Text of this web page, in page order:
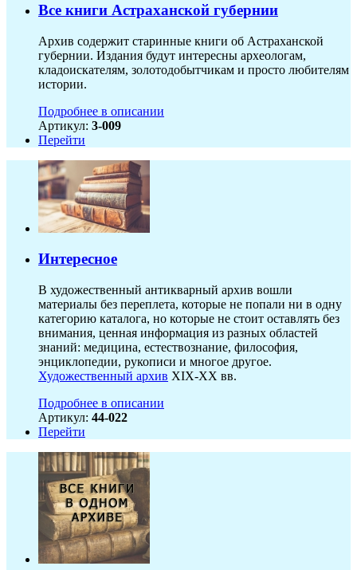
Все книги Астраханской губернии
Архив содержит старинные книги об Астраханской
губернии. Издания будут интересны археологам,
кладоискателям, золотодобытчикам и просто любителям
истории.
Подробнее в описании
Артикул: 3-009
Перейти
Интересное
В художественный антикварный архив вошли
материалы без переплета, которые не попали ни в одну
категорию каталога, но которые не стоит оставлять без
внимания, ценная информация из разных областей
знаний: медицина, естествознание, философия,
энциклопедии, рукописи и многое другое.
Художественный архив XIX-XX вв.
Подробнее в описании
Артикул: 44-022
Перейти